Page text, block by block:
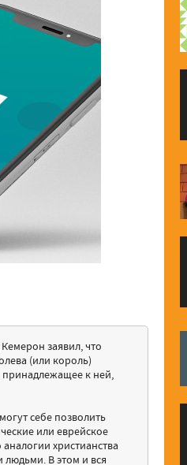
заявил, что
(или король)
принадлежащее к ней,
себе позволить
или еврейское
христианства
людьми. В этом и вся